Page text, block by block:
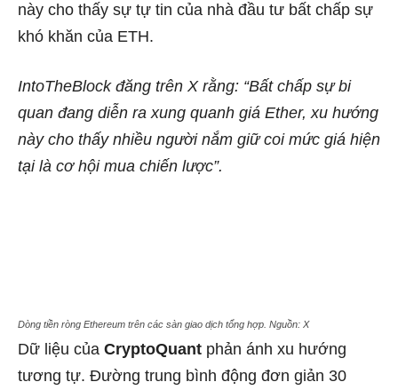
này cho thấy sự tự tin của nhà đầu tư bất chấp sự
khó khăn của ETH.
IntoTheBlock đăng trên X rằng: “Bất chấp sự bi
quan đang diễn ra xung quanh giá Ether, xu hướng
này cho thấy nhiều người nắm giữ coi mức giá hiện
tại là cơ hội mua chiến lược”.
Dòng tiền ròng Ethereum trên các sàn giao dịch tổng hợp. Nguồn: X
Dữ liệu của CryptoQuant phản ánh xu hướng
tương tự. Đường trung bình động đơn giản 30